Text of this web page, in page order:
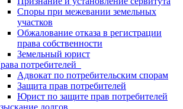
Споры при межевании земельных
участков
Обжалование отказа в регистрации
права собственности
Земельный юрист
потребителей
Адвокат по потребительским спорам
Защита прав потребителей
Юрист по защите прав потребителей
долгов